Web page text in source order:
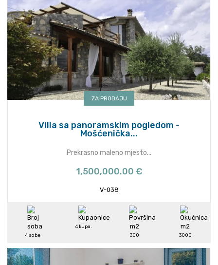
ZA PRODAJU
Villa sa panoramskim pogledom -
Mošćenička...
Prekrasno maleno mjesto...
1,500,000.00 €
V-038
4 sobe
4 kupa.
300
3000